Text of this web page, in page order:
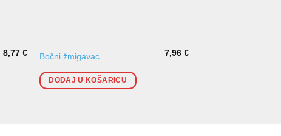
8,77 € Bočni žmigavac 7,96€
DODAJ U KOŠARICU